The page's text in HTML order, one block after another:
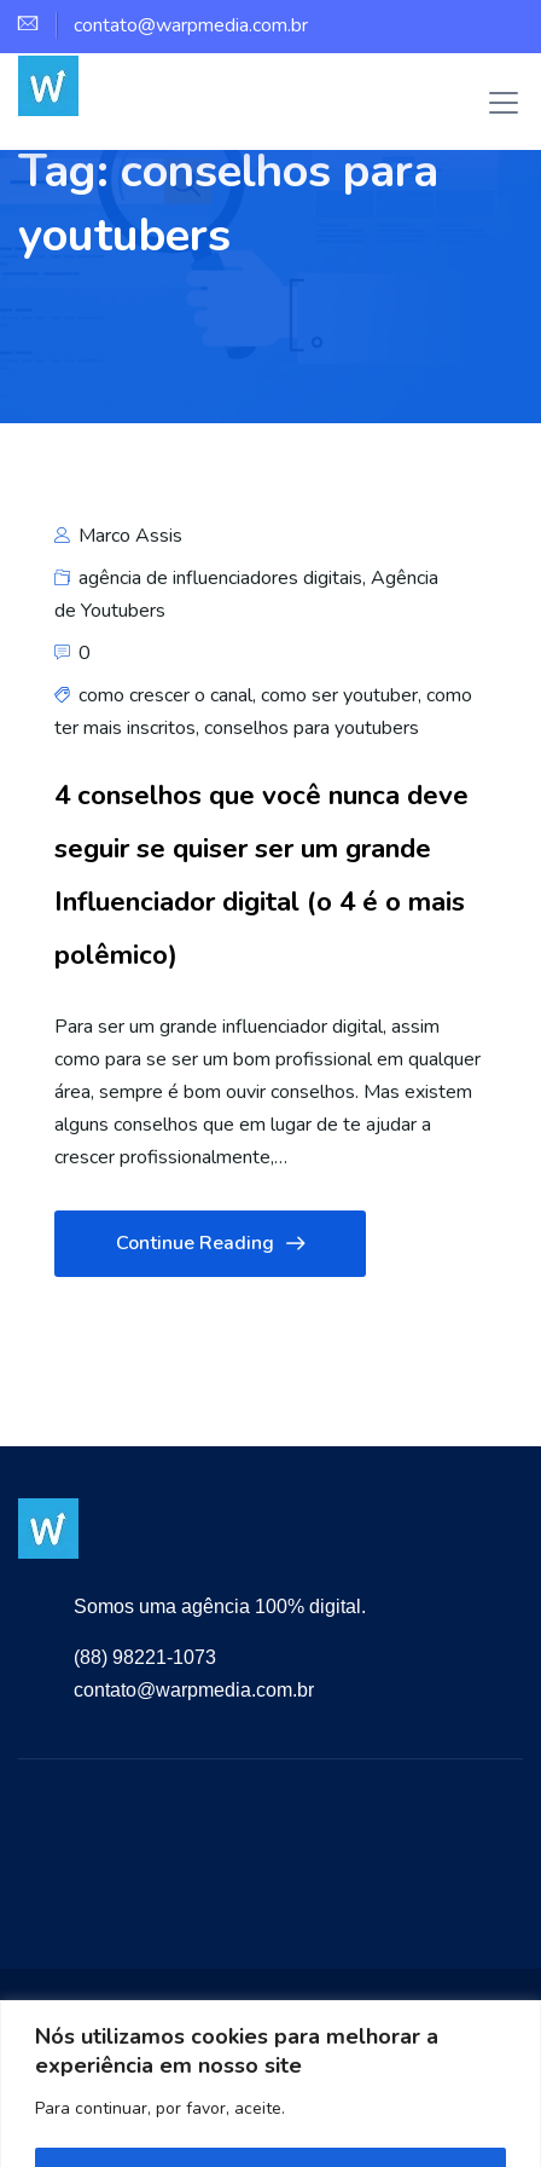
Nós utilizamos cookies para melhorar a
experiência em nosso site
Para continuar, por favor, aceite.
contato@warpmedia.com.br
Tag:conselhos para
youtubers
Marco Assis
agência de influenciadores digitais, Agência
de Youtubers
0
como crescer o canal, como ser youtuber, como
ter mais inscritos, conselhos para youtubers
4 conselhos que você nunca deve
seguir se quiser ser um grande
Influenciador digital (o 4 é o mais
polêmico)
Para ser um grande influenciador digital, assim
como para se ser um bom profissional em qualquer
área, sempre é bom ouvir conselhos. Mas existem
alguns conselhos que em lugar de te ajudar a
crescer profissionalmente,…
Continue Reading
Somos uma agência 100% digital.
(88) 98221-1073
contato@warpmedia.com.br